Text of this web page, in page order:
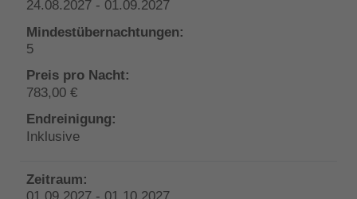
24.08.2027 - 01.09.2027
5
783,00 €
Inklusive